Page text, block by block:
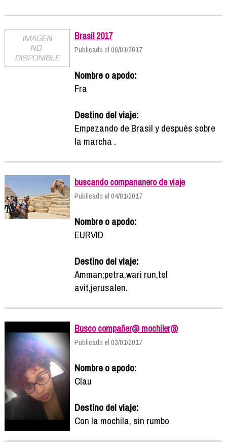
Brasil 2017
Publicado el 06/01/2017
Nombre o apodo:
Fra
Destino del viaje:
Empezando de Brasil y después sobre
la marcha .
buscando compananero de viaje
Publicado el 04/01/2017
Nombre o apodo:
EURVID
Destino del viaje:
Amman;petra,wari run,tel
avit,jerusalen.
Busco compañer@ mochiler@
Publicado el 03/01/2017
Nombre o apodo:
Clau
Destino del viaje:
Con la mochila, sin rumbo